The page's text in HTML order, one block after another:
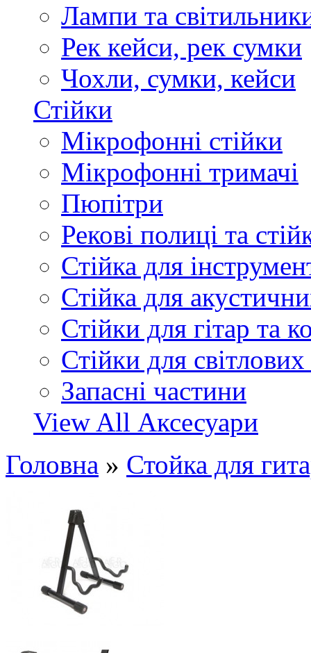
Лампи та
Рек кейси, рек сумки
Чохли, сумки, кейси
Стійки
Мікрофонні стійки
Мікрофонні тримачі
Пюпітри
Рекові полиці та
Стійка для
Стійка для
Стійки для гітар та
Стійки для
Запасні частини
View All Аксесуари
Головна » Стойка для